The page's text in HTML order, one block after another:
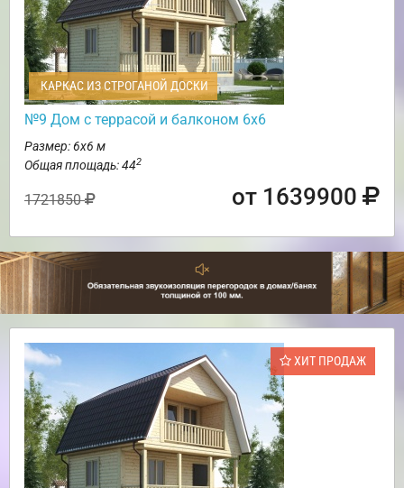
КАРКАС ИЗ СТРОГАНОЙ ДОСКИ
№9 Дом с террасой и балконом 6х6
Размер: 6х6 м
Общая площадь: 442
1721850 от 1639900
ХИТ ПРОДАЖ